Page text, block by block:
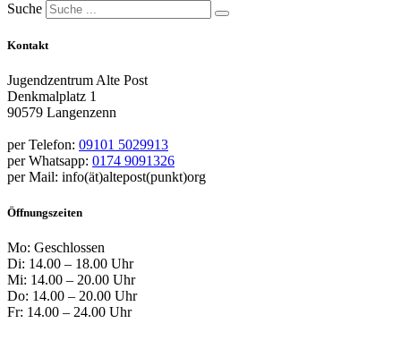
Suche
Kontakt
Jugendzentrum Alte Post
Denkmalplatz 1
90579 Langenzenn
per Telefon: 09101 5029913
per Whatsapp: 0174 9091326
per Mail: info(ät)altepost(punkt)org
Öffnungszeiten
Mo: Geschlossen
Di: 14.00 – 18.00 Uhr
Mi: 14.00 – 20.00 Uhr
Do: 14.00 – 20.00 Uhr
Fr: 14.00 – 24.00 Uhr